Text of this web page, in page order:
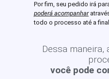
Por fim, seu pedido irá
poderá acompanhar
todo o processo até a
Dessa maneira,
você pode